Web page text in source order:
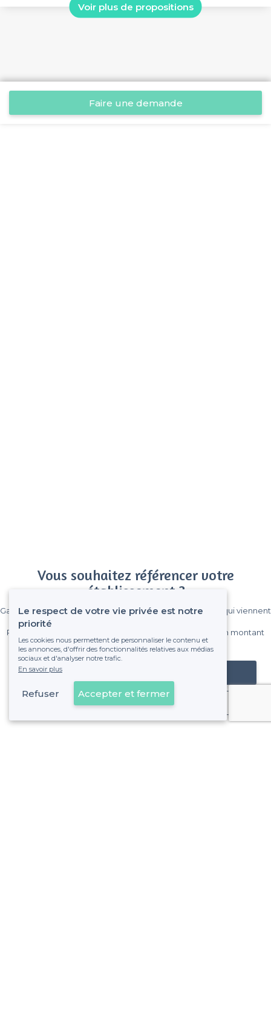
Voir plus de propositions
Faire une demande
Vous souhaitez référencer votre
établissement ?
Gagnez de nombreux clients parmi le million de visiteurs qui viennent
Pas de commissions et sans engagement, vous payez un montant
fixe sans risque de voir déraper la facture.
Référencer mon établissement
Déjà client
Le respect de votre vie privée est notre
priorité
Les cookies nous permettent de personnaliser le contenu et
les annonces, d'offrir des fonctionnalités relatives aux médias
sociaux et d'analyser notre trafic.
En savoir plus
Refuser Accepter et fermer